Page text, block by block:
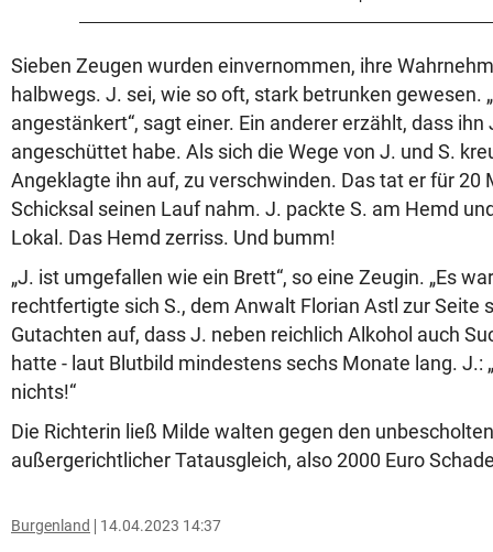
Sieben Zeugen wurden einvernommen, ihre
halbwegs. J. sei, wie so oft, stark betrunken gewesen.
angestänkert“, sagt einer. Ein anderer erzählt, dass ihn
angeschüttet habe. Als sich die Wege von J. und S.
Angeklagte ihn auf, zu verschwinden. Das tat er für 20
Schicksal seinen Lauf nahm. J. packte S. am Hemd
Lokal. Das Hemd zerriss. Und bumm!
„J. ist umgefallen wie ein Brett“, so eine Zeugin. „Es
rechtfertigte sich S., dem Anwalt Florian Astl zur Seite
Gutachten auf, dass J. neben reichlich Alkohol auch
hatte - laut Blutbild mindestens sechs Monate lang. J.:
nichts!“
Die Richterin ließ Milde walten gegen den
außergerichtlicher Tatausgleich, also 2000 Euro
Burgenland 14.04.2023 14:37